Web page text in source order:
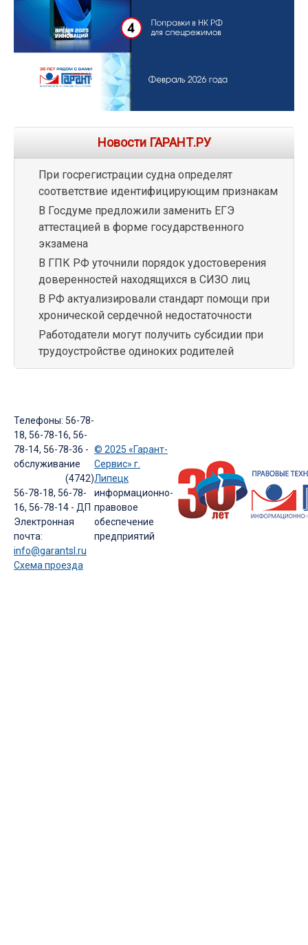
Новости ГАРАНТ.РУ
При госрегистрации судна определят
соответствие идентифицирующим признакам
В Госдуме предложили заменить ЕГЭ
аттестацией в форме государственного
экзамена
В ГПК РФ уточнили порядок удостоверения
доверенностей находящихся в СИЗО лиц
В РФ актуализировали стандарт помощи при
хронической сердечной недостаточности
Работодатели могут получить субсидии при
трудоустройстве одиноких родителей
Телефоны: 56-78-
18, 56-78-16, 56-
78-14, 56-78-36 -
обслуживание
(4742)
56-78-18, 56-78-
16, 56-78-14 - ДП
Электронная
почта:
info@garantsl.ru
Схема проезда
© 2025 «Гарант-
Сервис» г.
Липецк
информационно-
правовое
обеспечение
предприятий